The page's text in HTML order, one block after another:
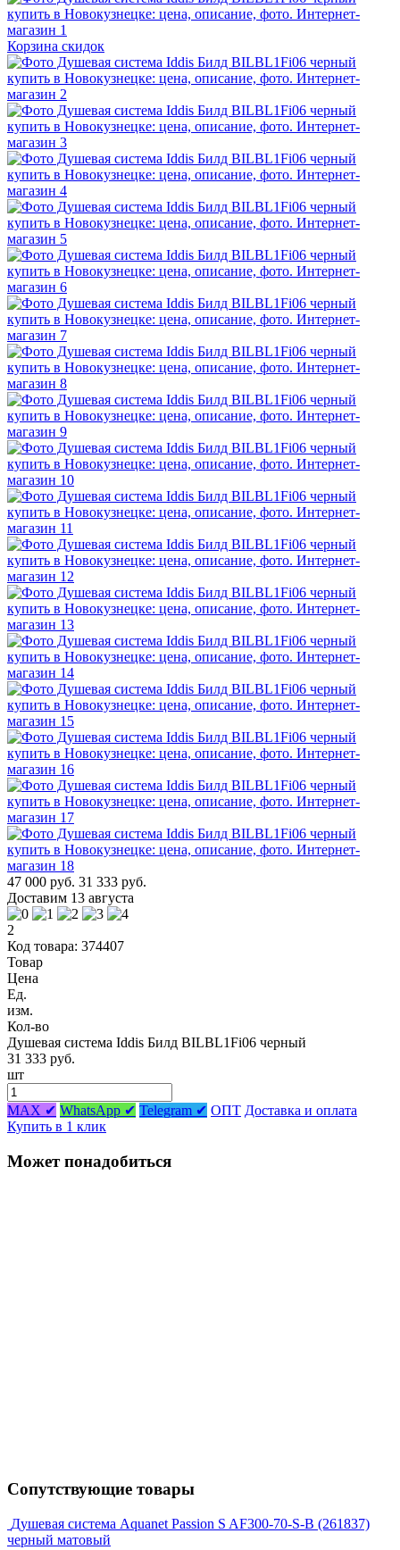
Корзина скидок
47 000 руб. 31 333 руб.
Доставим 13 августа
2
Код товара: 374407
Товар
Цена
Ед.
изм.
Кол-во
Душевая система Iddis Билд BILBL1Fi06 черный
31 333 руб.
шт
MAX ✔ WhatsApp ✔ Telegram ✔ ОПТ Доставка и оплата
Купить в 1 клик
Может понадобиться
Сопутствующие товары
Душевая система Aquanet Passion S AF300-70-S-B (261837)
черный матовый